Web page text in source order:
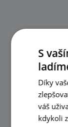
S
Díky
váš
kdykoli